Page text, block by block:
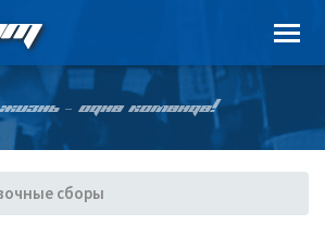
– ОДНА КОМАНДА!
сборы